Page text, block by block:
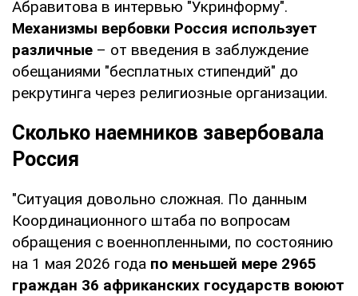
Абравитова в интервью "Укринформу".
Механизмы вербовки Россия использует
различные – от введения в заблуждение
обещаниями "бесплатных стипендий" до
рекрутинга через религиозные организации.
Сколько наемников завербовала
Россия
"Ситуация довольно сложная. По данным
Координационного штаба по вопросам
обращения с военнопленными, по состоянию
на 1 мая 2026 года по меньшей мере 2965
граждан 36 африканских государств воюют